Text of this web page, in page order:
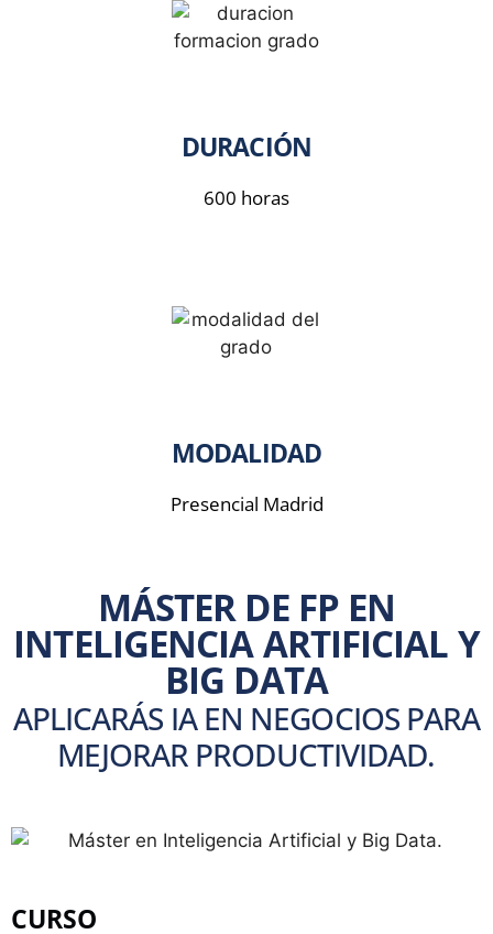
DURACIÓN
600 horas
MODALIDAD
Presencial Madrid
MÁSTER DE FP EN
INTELIGENCIA ARTIFICIAL Y
BIG DATA
APLICARÁS IA EN NEGOCIOS PARA
MEJORAR PRODUCTIVIDAD.
CURSO